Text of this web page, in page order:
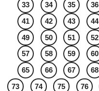
33
34 35 36
41
42 43 44
49
50 51 52
57
58 59 60
65
66 67 68
73
74 75 76